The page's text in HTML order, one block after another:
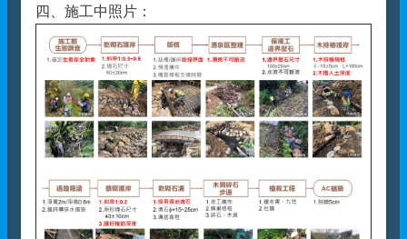
四、施工中照片：